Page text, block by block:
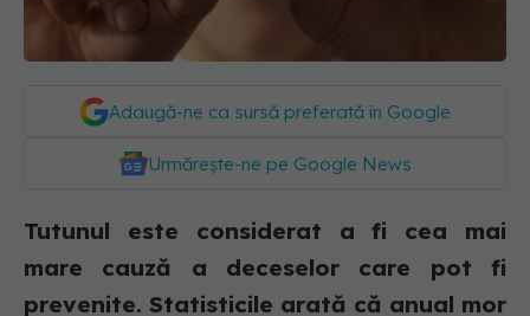
Adaugă-ne ca sursă preferată în Google
Urmărește-ne pe Google News
Tutunul este considerat a fi cea mai
mare cauză a deceselor care pot fi
prevenite. Statisticile arată că anual mor